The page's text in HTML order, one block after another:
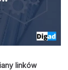
linków